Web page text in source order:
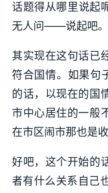
话题得从哪里说
无人问——说起吧。
其实现在这句话已
符合国情。如果句
的话，以现在的国
市中心居住的一般
在市区闹市那也是
好吧，这个开始的
者有什么关系自己